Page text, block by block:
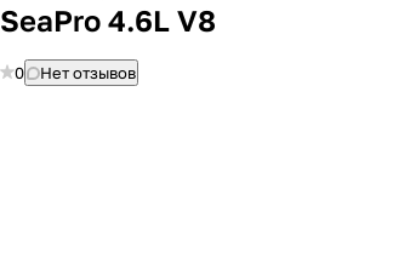
SeaPro 4.6L V8
0 Нет отзывов